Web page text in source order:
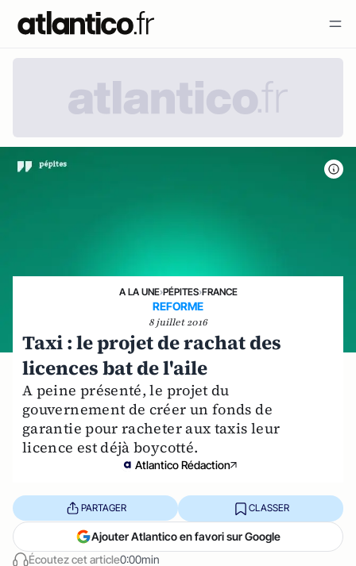
A LA UNE›PÉPITES›FRANCE
REFORME
8 juillet 2016
Taxi : le projet de rachat des
licences bat de l'aile
A peine présenté, le projet du
gouvernement de créer un fonds de
garantie pour racheter aux taxis leur
licence est déjà boycotté.
Atlantico Rédaction
Écoutez cet article0:00min
PARTAGER CLASSER
Ajouter Atlantico en favori sur Google